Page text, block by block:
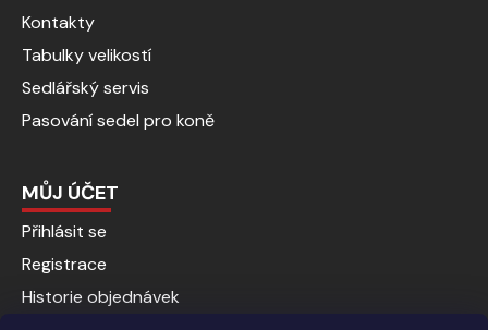
Kontakty
Tabulky velikostí
Sedlářský servis
Pasování sedel pro koně
MŮJ ÚČET
Přihlásit se
Registrace
Historie objednávek